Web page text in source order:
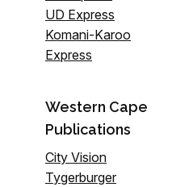
UD Express
Komani-Karoo
Express
Western Cape
Publications
City Vision
Tygerburger